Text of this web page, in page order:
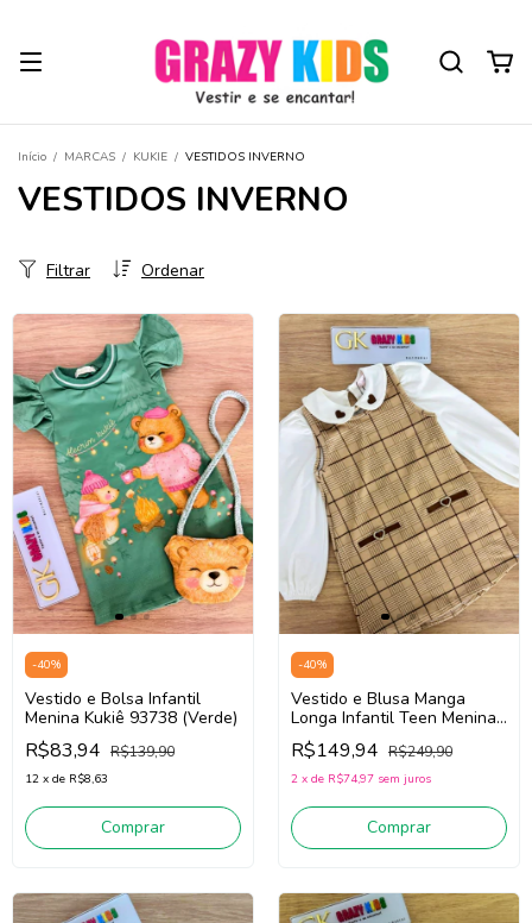
Início / MARCAS / KUKIE / VESTIDOS INVERNO
VESTIDOS INVERNO
Ordenar
Filtrar
-40%
Vestido e Bolsa Infantil
Menina Kukiê 93738 (Verde)
R$83,94 R$139,90
12 x de R$8,63
Comprar
-40%
Vestido e Blusa Manga
Longa Infantil Teen Menina
Kukiê 90248 (Bege/Off
White)
R$149,94 R$249,90
2 x de R$74,97 sem juros
Comprar